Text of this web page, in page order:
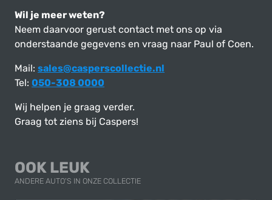
Wil je meer weten?
Neem daarvoor gerust contact met ons op via
onderstaande gegevens en vraag naar Paul of Coen.
Mail: sales@casperscollectie.nl
Tel: 050-308 0000
Wij helpen je graag verder.
Graag tot ziens bij Caspers!
OOK LEUK
ANDERE AUTO'S IN ONZE COLLECTIE